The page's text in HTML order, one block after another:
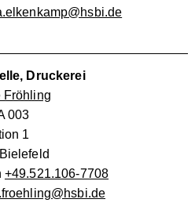
Druckerei
Fröhling
003
1
+49.521.106-7708